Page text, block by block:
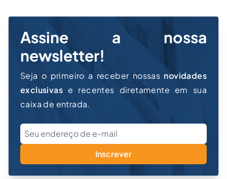
Assine a nossa
newsletter!
Seja o primeiro a receber nossas novidades
exclusivas e recentes diretamente em sua
caixa de entrada.
Inscrever